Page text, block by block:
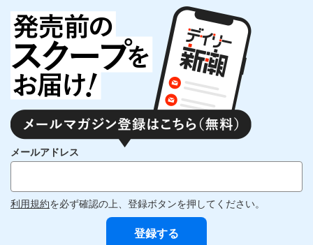
メールアドレス
利用規約を必ず確認の上、登録ボタンを押してください。